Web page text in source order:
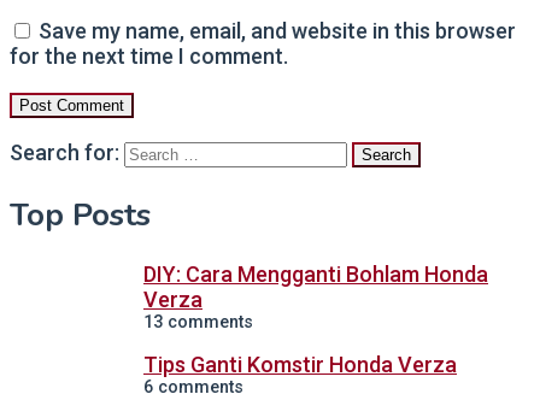
Save my name, email, and website in this browser
for the next time I comment.
Search for:
Top Posts
DIY: Cara Mengganti Bohlam Honda
Verza
13 comments
Tips Ganti Komstir Honda Verza
6 comments